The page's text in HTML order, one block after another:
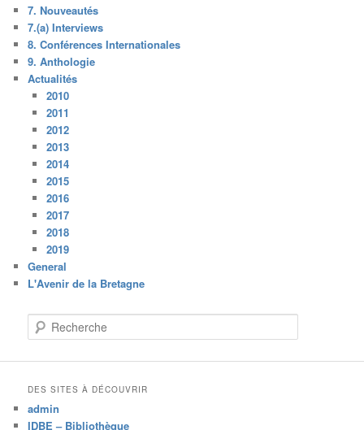
7. Nouveautés
7.(a) Interviews
8. Conférences Internationales
9. Anthologie
Actualités
2010
2011
2012
2013
2014
2015
2016
2017
2018
2019
General
L'Avenir de la Bretagne
e
e
c
DES SITES À DÉCOUVRIR
admin
IDBE – Bibliothèque